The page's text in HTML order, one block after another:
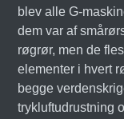
blev alle G-
dem var af
røgrør, men de
elementer i hvert
begge
trykluftudrustning